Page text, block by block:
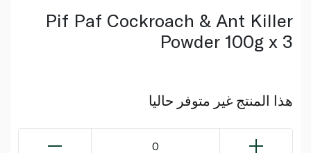
Pif Paf Cockroach & Ant Killer
Powder 100g x 3
هذا المنتج غير متوفر حاليا
0